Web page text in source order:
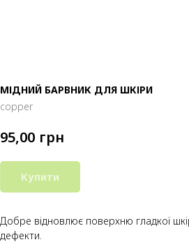
МІДНИЙ БАРВНИК ДЛЯ ШКІРИ
copper
95,00 грн
Купити
Добре відновлює поверхню гладкої
дефекти.